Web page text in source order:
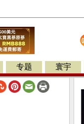
专题 寰宇